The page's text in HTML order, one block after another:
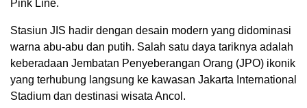
Pink Line.
Stasiun JIS hadir dengan desain modern yang didominasi
warna abu-abu dan putih. Salah satu daya tariknya adalah
keberadaan Jembatan Penyeberangan Orang (JPO) ikonik
yang terhubung langsung ke kawasan Jakarta International
Stadium dan destinasi wisata Ancol.